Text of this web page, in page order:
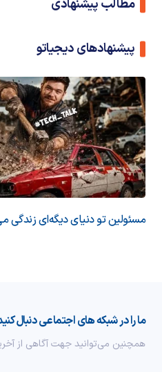
مطالب پیشنهادی
پیشنهادهای دیجیاتو
مسئولین تو دنیای دیگه‌ای زندگی
ما را در شبکه های اجتماعی دنبال
همچنین می‌توانید جهت آگاهی از